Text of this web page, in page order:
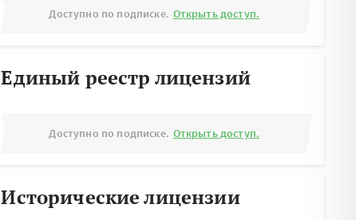
Доступно по подписке. Открыть доступ.
Единый реестр лицензий
Доступно по подписке. Открыть доступ.
Исторические лицензии